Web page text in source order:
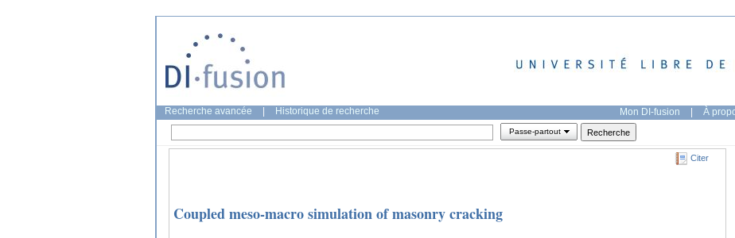
Recherche avancée Historique de recherche Mon DI-fusion | À
Passe-partout
Citer
Coupled meso-macro simulation of masonry cracking